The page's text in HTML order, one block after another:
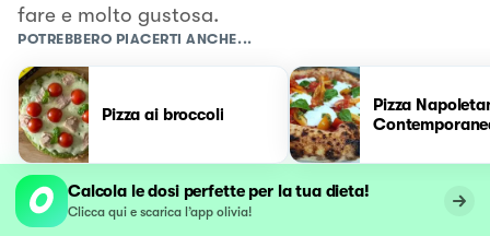
fare e molto gustosa.
POTREBBERO PIACERTI ANCHE...
Pizza ai broccoli
Pizza
Calcola le dosi perfette per la tua dieta!
Clicca qui e scarica l’app olivia!